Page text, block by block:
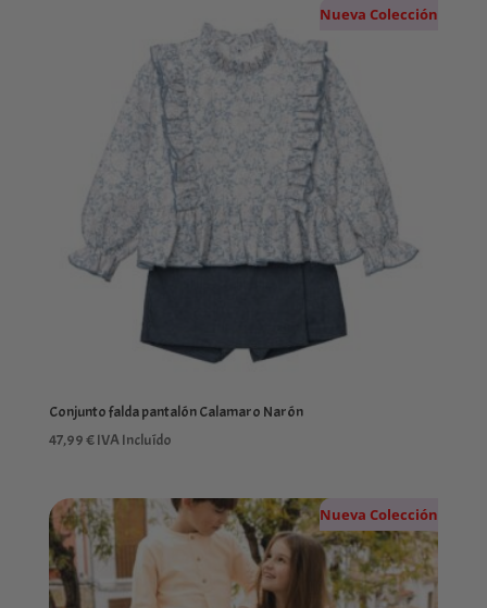
Nueva Colección
Conjunto falda pantalón Calamaro Narón
47,99€IVA Incluído
Nueva Colección